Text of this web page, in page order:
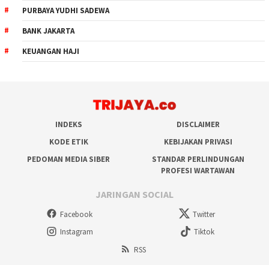
PURBAYA YUDHI SADEWA
BANK JAKARTA
KEUANGAN HAJI
INDEKS
DISCLAIMER
KODE ETIK
KEBIJAKAN PRIVASI
PEDOMAN MEDIA SIBER
STANDAR PERLINDUNGAN
PROFESI WARTAWAN
JARINGAN SOCIAL
Facebook
Twitter
Instagram
Tiktok
RSS